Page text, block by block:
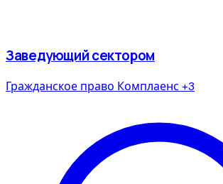
Заведующий сектором
Гражданское право Комплаенс +3